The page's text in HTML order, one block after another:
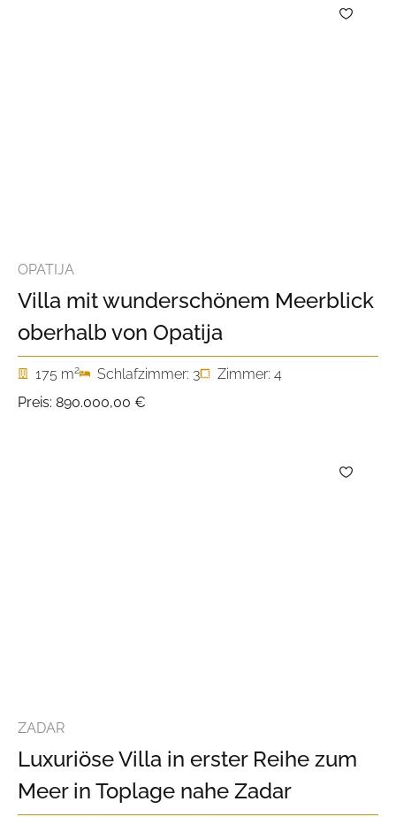
OPATIJA
Villa mit wunderschönem Meerblick
oberhalb von Opatija
175 m2 Schlafzimmer: 3
Zimmer: 4
Preis: 890.000,00 €
ZADAR
Luxuriöse Villa in erster Reihe zum
Meer in Toplage nahe Zadar